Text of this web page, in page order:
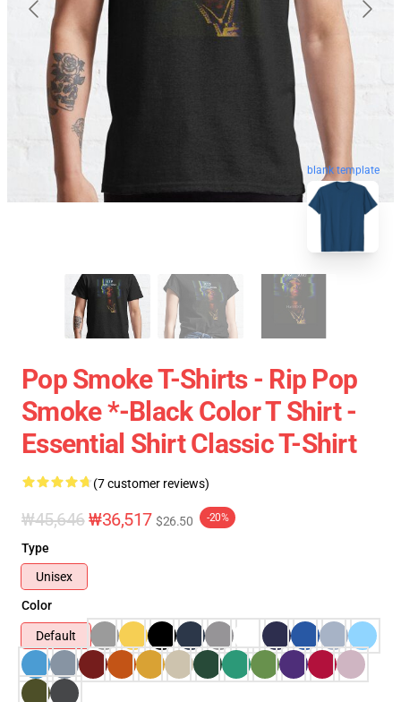
blank template
Pop Smoke T-Shirts - Rip Pop
Smoke *-Black Color T Shirt -
Essential Shirt Classic T-Shirt
(7 customer reviews)
₩45,646₩36,517 $26.50 -20%
Type
Unisex
Color
Default